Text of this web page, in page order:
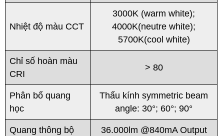
Nhiệt độ màu CCT
3000K (warm white);
4000K(neutre white);
5700K(cool white)
Chỉ số hoàn màu
CRI
> 80
Phân bố quang
học
Thấu kính symmetric beam
angle: 30°; 60°; 90°
Quang thông bộ 36.000lm @840mA Output